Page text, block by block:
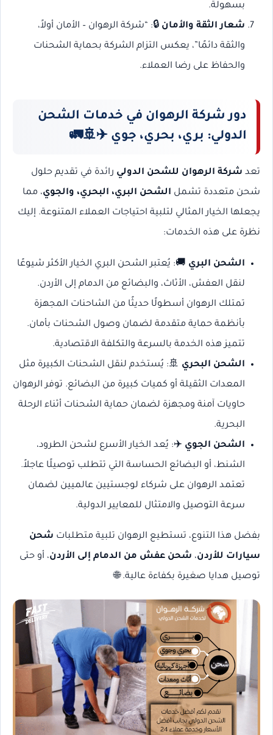
بسهولة.
شعار الثقة والأمان 🔒: “شركة الرهوان – الأمان أولاً،
والثقة دائمًا”، يعكس التزام الشركة بحماية الشحنات
والحفاظ على رضا العملاء.
دور شركة الرهوان في خدمات الشحن
الدولي: بري، بحري، جوي ✈️🚢🚛
تعد شركة الرهوان للشحن الدولي رائدة في تقديم حلول
شحن متعددة تشمل الشحن البري، البحري، والجوي، مما
يجعلها الخيار المثالي لتلبية احتياجات العملاء المتنوعة. إليك
نظرة على هذه الخدمات:
الشحن البري 🚚: يُعتبر الشحن البري الخيار الأكثر شيوعًا
لنقل العفش، الأثاث، والبضائع من الدمام إلى الأردن.
تمتلك الرهوان أسطولًا حديثًا من الشاحنات المجهزة
بأنظمة حماية متقدمة لضمان وصول الشحنات بأمان.
تتميز هذه الخدمة بالسرعة والتكلفة الاقتصادية.
الشحن البحري 🚢: يُستخدم لنقل الشحنات الكبيرة مثل
المعدات الثقيلة أو كميات كبيرة من البضائع. توفر الرهوان
حاويات آمنة ومجهزة لضمان حماية الشحنات أثناء الرحلة
البحرية.
الشحن الجوي ✈️: يُعد الخيار الأسرع لشحن الطرود،
الشنط، أو البضائع الحساسة التي تتطلب توصيلًا عاجلاً.
تعتمد الرهوان على شركاء لوجستيين عالميين لضمان
سرعة التوصيل والامتثال للمعايير الدولية.
بفضل هذا التنوع، تستطيع الرهوان تلبية متطلبات شحن
سيارات للأردن، شحن عفش من الدمام إلى الأردن، أو حتى
توصيل هدايا صغيرة بكفاءة عالية. 🌐